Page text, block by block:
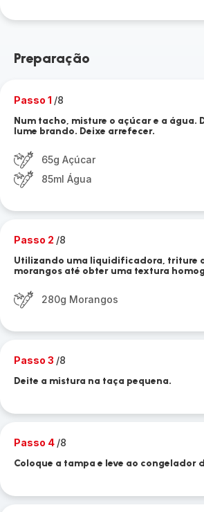
Preparação
Passo 1 /8
Num tacho, misture o açúcar e a água.
lume brando. Deixe arrefecer.
65g Açúcar
85ml Água
Passo 2 /8
Utilizando uma liquidificadora, triture
morangos até obter uma textura
280g Morangos
Passo 3 /8
Deite a mistura na taça pequena.
Passo 4 /8
Coloque a tampa e leve ao congelador